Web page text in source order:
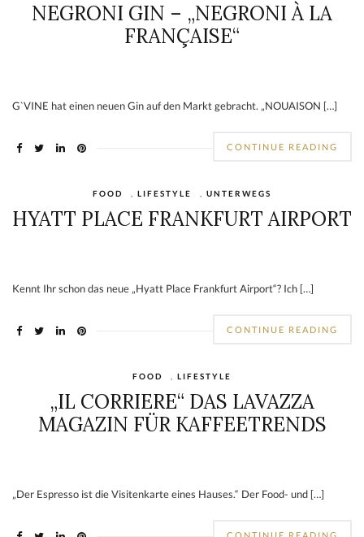
NEGRONI GIN – „NEGRONI À LA
FRANÇAISE“
G`VINE hat einen neuen Gin auf den Markt gebracht. „NOUAISON […]
CONTINUE READING
FOOD LIFESTYLE UNTERWEGS
HYATT PLACE FRANKFURT AIRPORT
Kennt Ihr schon das neue „Hyatt Place Frankfurt Airport“? Ich […]
CONTINUE READING
FOOD LIFESTYLE
„IL CORRIERE“ DAS LAVAZZA
MAGAZIN FÜR KAFFEETRENDS
„Der Espresso ist die Visitenkarte eines Hauses.“ Der Food- und […]